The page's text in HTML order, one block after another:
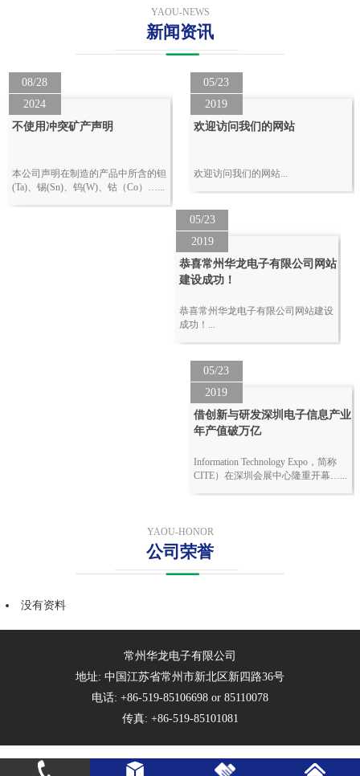
YAOU-NEWS
新闻资讯
08/28
2024
不使用冲突矿产声明
本公司声明在制造的产品中所含的钽
(Ta)、锡(Sn)、钨(W)、钴（Co）…...
05/23
2019
欢迎访问我们的网站
欢迎访问我们的网站...
05/23
2019
恭喜常州华龙电子有限公司网站
建设成功！
恭喜常州华龙电子有限公司网站建设
成功！...
05/23
2019
借创新与研发深圳电子信息产业
年产值破万亿
Information Technology Expo，简称
CITE）在深圳会展中心隆重开幕…...
YAOU-HONOR
公司荣誉
没有资料
常州华龙电子有限公司
地址: 中国江苏省常州市新北区新四路36号
电话: +86-519-85106698 or 85110078
传真: +86-519-85101081